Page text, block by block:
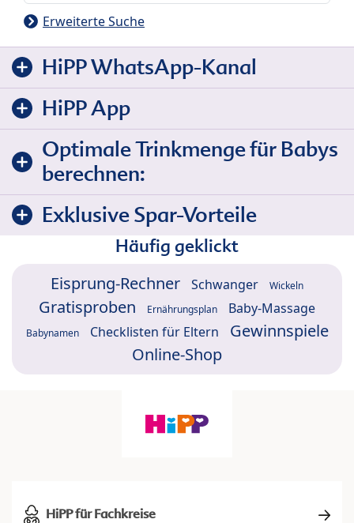
Erweiterte Suche
HiPP WhatsApp-Kanal
HiPP App
Optimale Trinkmenge für Babys
berechnen:
Exklusive Spar-Vorteile
Häufig geklickt
Eisprung-Rechner Schwanger Wickeln
Gratisproben Ernährungsplan Baby-Massage
Babynamen Checklisten für Eltern
Gewinnspiele
Online-Shop
HiPP für Fachkreise